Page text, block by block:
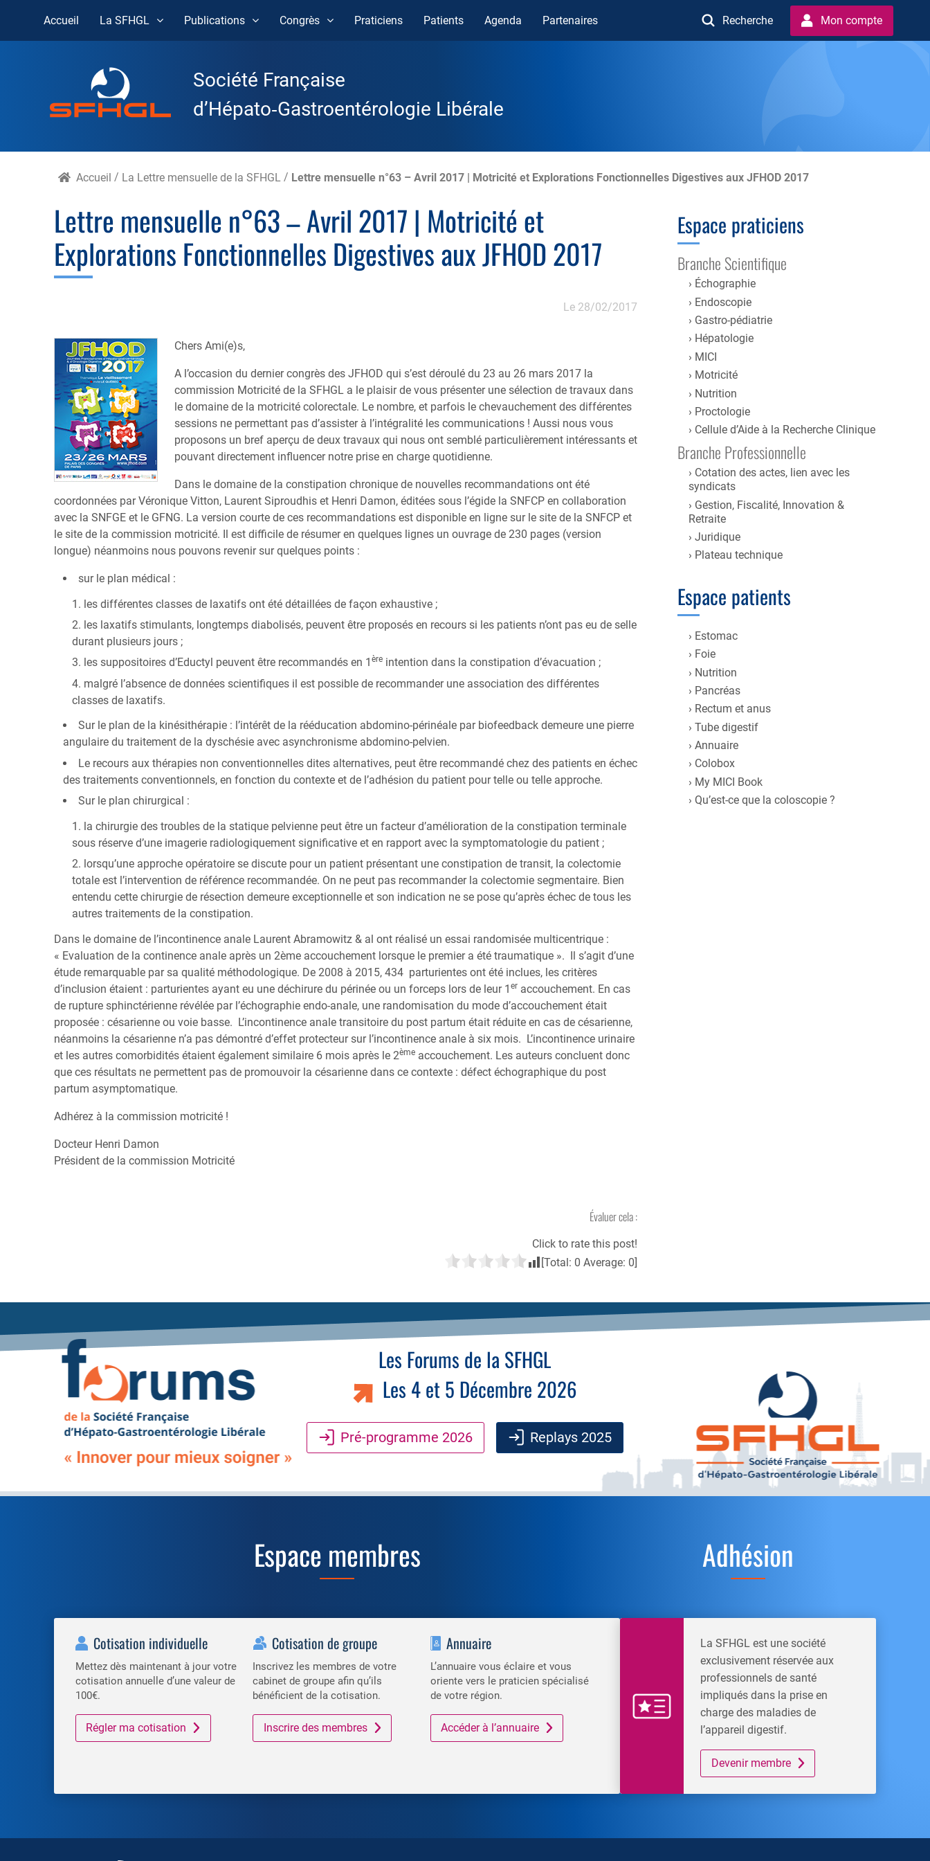
Skip
Accueil La SFHGL Publications Congrès Praticiens Patients Agenda Partenaires Recherche Mon compte
Société Française
d’Hépato‑Gastroentérologie Libérale
Accueil / La Lettre mensuelle de la SFHGL / Lettre mensuelle n°63 – Avril 2017 | Motricité et Explorations Fonctionnelles Digestives aux JFHOD 2017
Lettre mensuelle n°63 – Avril 2017 | Motricité et
Explorations Fonctionnelles Digestives aux JFHOD 2017
Le 28/02/2017
Chers Ami(e)s,
A l’occasion du dernier congrès des JFHOD qui s’est déroulé du 23 au 26 mars 2017 la
commission Motricité de la SFHGL a le plaisir de vous présenter une sélection de travaux dans
le domaine de la motricité colorectale. Le nombre, et parfois le chevauchement des différentes
sessions ne permettant pas d’assister à l’intégralité les communications ! Aussi nous vous
proposons un bref aperçu de deux travaux qui nous ont semblé particulièrement intéressants et
pouvant directement influencer notre prise en charge quotidienne.
Dans le domaine de la constipation chronique de nouvelles recommandations ont été
coordonnées par Véronique Vitton, Laurent Siproudhis et Henri Damon, éditées sous l’égide la SNFCP en collaboration
avec la SNFGE et le GFNG. La version courte de ces recommandations est disponible en ligne sur le site de la SNFCP et
le site de la commission motricité. Il est difficile de résumer en quelques lignes un ouvrage de 230 pages (version
longue) néanmoins nous pouvons revenir sur quelques points :
sur le plan médical :
les différentes classes de laxatifs ont été détaillées de façon exhaustive ;
les laxatifs stimulants, longtemps diabolisés, peuvent être proposés en recours si les patients n’ont pas eu de selle
durant plusieurs jours ;
les suppositoires d’Eductyl peuvent être recommandés en 1 èreintention dans la constipation d’évacuation ;
malgré l’absence de données scientifiques il est possible de recommander une association des différentes
classes de laxatifs.
Sur le plan de la kinésithérapie : l’intérêt de la rééducation abdomino-périnéale par biofeedback demeure une pierre
angulaire du traitement de la dyschésie avec asynchronisme abdomino-pelvien.
Le recours aux thérapies non conventionnelles dites alternatives, peut être recommandé chez des patients en échec
des traitements conventionnels, en fonction du contexte et de l’adhésion du patient pour telle ou telle approche.
Sur le plan chirurgical :
la chirurgie des troubles de la statique pelvienne peut être un facteur d’amélioration de la constipation terminale
sous réserve d’une imagerie radiologiquement significative et en rapport avec la symptomatologie du patient ;
lorsqu’une approche opératoire se discute pour un patient présentant une constipation de transit, la colectomie
totale est l’intervention de référence recommandée. On ne peut pas recommander la colectomie segmentaire. Bien
entendu cette chirurgie de résection demeure exceptionnelle et son indication ne se pose qu’après échec de tous les
autres traitements de la constipation.
Dans le domaine de l’incontinence anale Laurent Abramowitz & al ont réalisé un essai randomisée multicentrique :
« Evaluation de la continence anale après un 2ème accouchement lorsque le premier a été traumatique ». Il s’agit d’une
étude remarquable par sa qualité méthodologique. De 2008 à 2015, 434 parturientes ont été inclues, les critères
d’inclusion étaient : parturientes ayant eu une déchirure du périnée ou un forceps lors de leur 1 er accouchement. En cas
de rupture sphinctérienne révélée par l’échographie endo-anale, une randomisation du mode d’accouchement était
proposée : césarienne ou voie basse. L’incontinence anale transitoire du post partum était réduite en cas de césarienne,
néanmoins la césarienne n’a pas démontré d’effet protecteur sur l’incontinence anale à six mois. L’incontinence urinaire
et les autres comorbidités étaient également similaire 6 mois après le 2ème accouchement. Les auteurs concluent donc
que ces résultats ne permettent pas de promouvoir la césarienne dans ce contexte : défect échographique du post
partum asymptomatique.
Adhérez à la commission motricité !
Docteur Henri Damon
Président de la commission Motricité
Évaluer cela :
Click to rate this post!
[Total: 0 Average: 0]
Espace praticiens
Branche Scientifique
Échographie
Endoscopie
Gastro-pédiatrie
Hépatologie
MICI
Motricité
Nutrition
Proctologie
Cellule d’Aide à la Recherche Clinique
Branche Professionnelle
Cotation des actes, lien avec les
syndicats
Gestion, Fiscalité, Innovation &
Retraite
Juridique
Plateau technique
Espace patients
Estomac
Foie
Nutrition
Pancréas
Rectum et anus
Tube digestif
Annuaire
Colobox
My MICI Book
Qu’est-ce que la coloscopie ?
Les Forums de la SFHGL
Les 4 et 5 Décembre 2026
Pré-programme 2026 Replays 2025
Espace membres
Cotisation individuelle
Mettez dès maintenant à jour votre
cotisation annuelle d’une valeur de
100€.
Régler ma cotisation
Cotisation de groupe
Inscrivez les membres de votre
cabinet de groupe afin qu’ils
bénéficient de la cotisation.
Inscrire des membres
Annuaire
L’annuaire vous éclaire et vous
oriente vers le praticien spécialisé
de votre région.
Accéder à l’annuaire
Adhésion
La SFHGL est une société
exclusivement réservée aux
professionnels de santé
impliqués dans la prise en
charge des maladies de
l’appareil digestif.
Devenir membre